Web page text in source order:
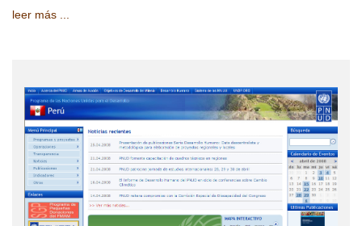
leer más ...